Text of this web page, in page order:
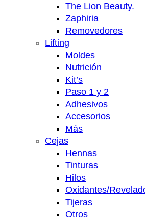
The Lion Beauty.
Zaphiria
Removedores
Lifting
Moldes
Nutrición
Kit’s
Paso 1 y 2
Adhesivos
Accesorios
Más
Cejas
Hennas
Tinturas
Hilos
Oxidantes/
Tijeras
Otros